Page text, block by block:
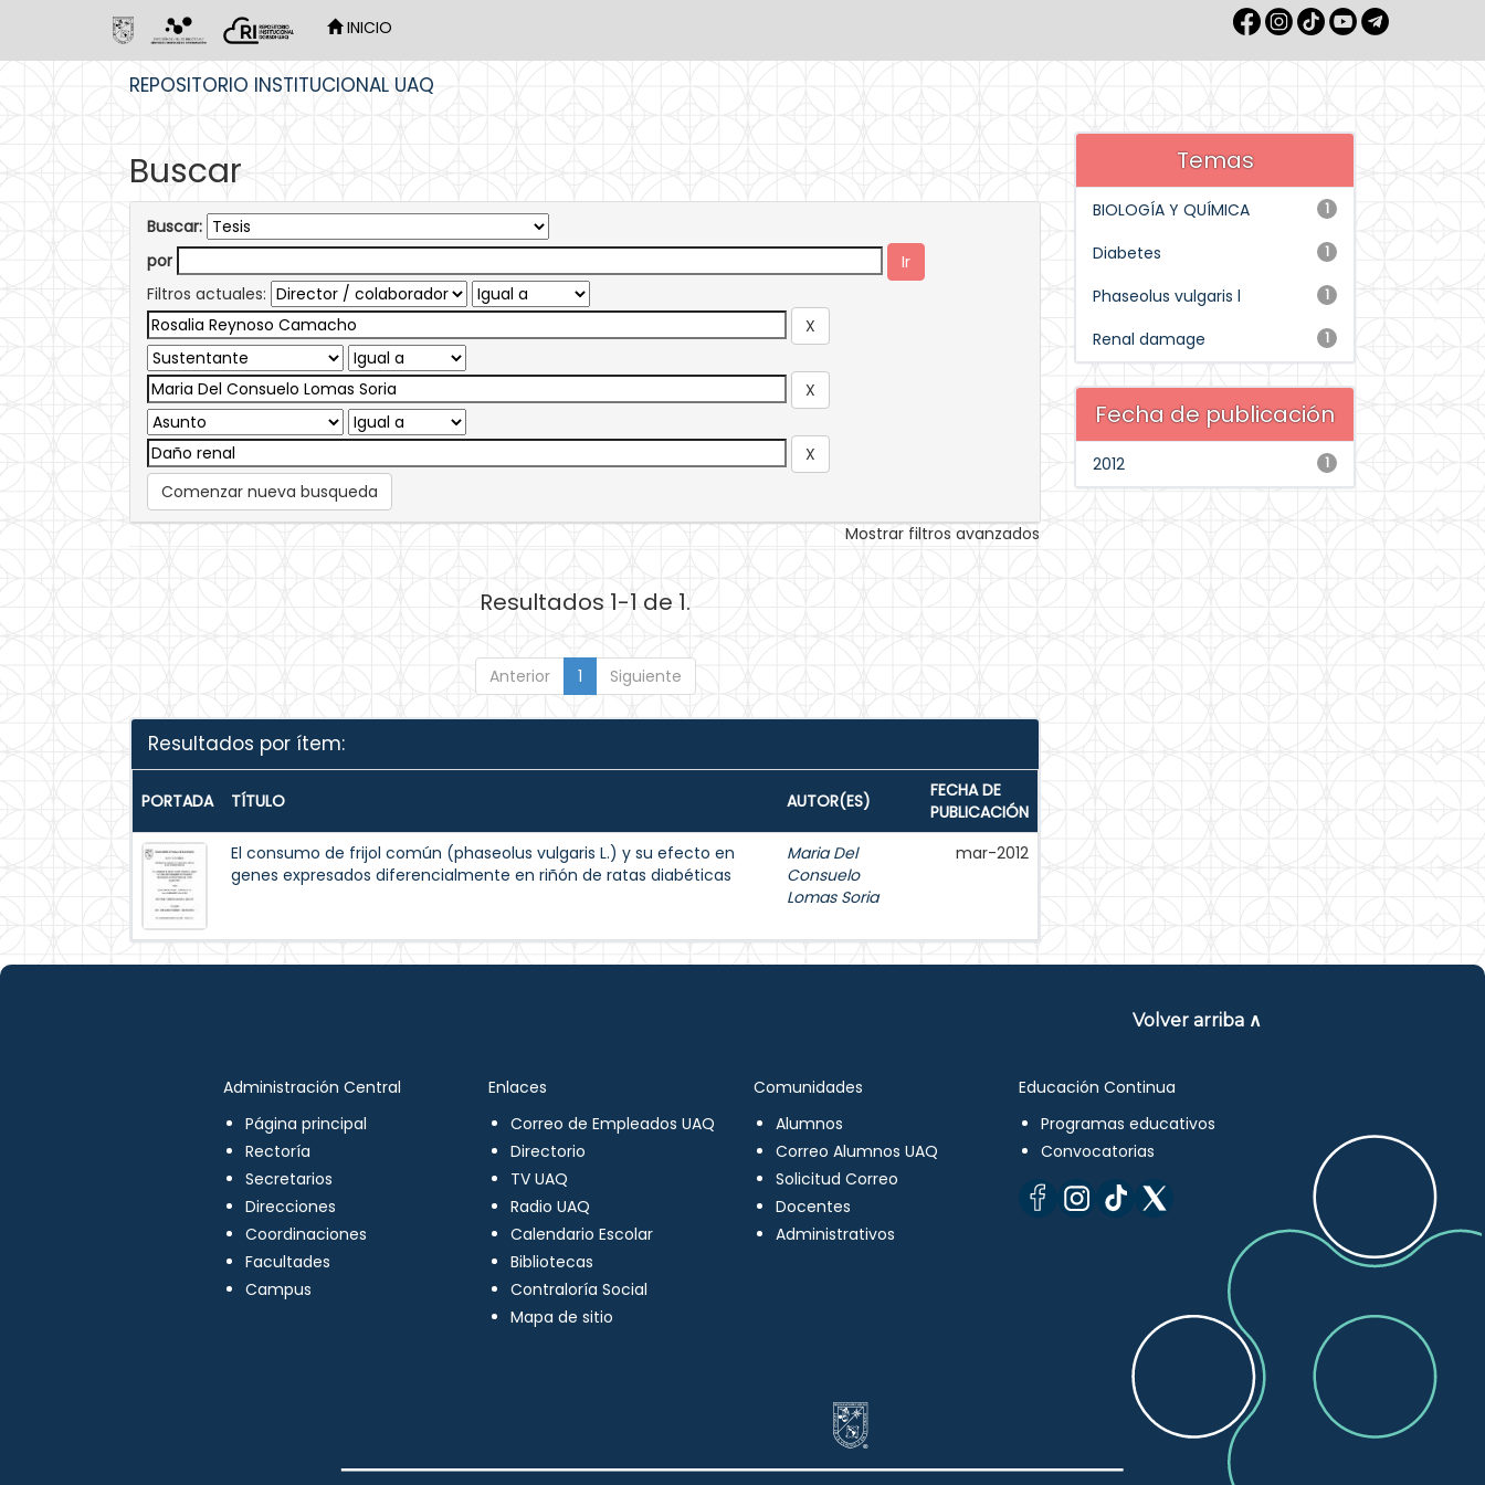
INICIO
REPOSITORIO INSTITUCIONAL UAQ
Buscar
Buscar:
por
Filtros actuales:
Comenzar nueva busqueda
Mostrar filtros avanzados
Resultados 1-1 de 1.
Anterior 1 Siguiente
Resultados por ítem:
PORTADA TÍTULO AUTOR(ES)
FECHA DE
PUBLICACIÓN
El consumo de frijol común (phaseolus vulgaris L.) y su efecto en
genes expresados diferencialmente en riñón de ratas diabéticas
Maria Del
Consuelo
Lomas Soria
mar-2012
Temas
1
BIOLOGÍA Y QUÍMICA
1
Diabetes
1
Phaseolus vulgaris l
1
Renal damage
Fecha de publicación
1
2012
Volver arriba ∧
Administración Central
Página principal
Rectoría
Secretarios
Direcciones
Coordinaciones
Facultades
Campus
Enlaces
Correo de Empleados UAQ
Directorio
TV UAQ
Radio UAQ
Calendario Escolar
Bibliotecas
Contraloría Social
Mapa de sitio
Comunidades
Alumnos
Correo Alumnos UAQ
Solicitud Correo
Docentes
Administrativos
Educación Continua
Programas educativos
Convocatorias